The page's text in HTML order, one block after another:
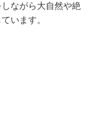
ながら大自然や絶
います。